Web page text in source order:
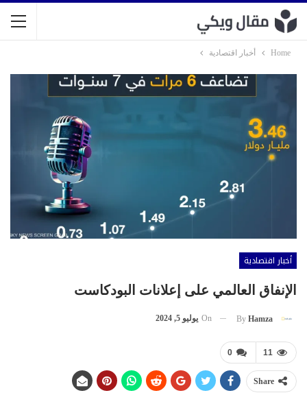
Home أخبار اقتصادية
أخبار اقتصادية
الإنفاق العالمي على إعلانات البودكاست
By Hamza
On يوليو 5, 2024
0 11
Share